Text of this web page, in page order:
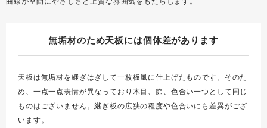
無垢材のため天板には個体差があります
天板は無垢材を継ぎはぎして一枚板風に仕上げたものです。そのた
め、一点一点表情が異なっており木目、節、色合い一つとして同じ
ものはございません。継ぎ板の広狭の程度や色合いにも差異がござ
います。